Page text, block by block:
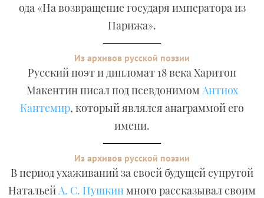
ода «На возвращение государя императора из
Парижа».
Из архивов русской поэзии
Русский поэт и дипломат 18 века Харитон
Макентин писал под псевдонимом Антиох
Кантемир, который являлся анаграммой его
имени.
Из архивов русской поэзии
В период ухаживаний за своей будущей супругой
НатальейА. С. Пушкинмного рассказывал своим